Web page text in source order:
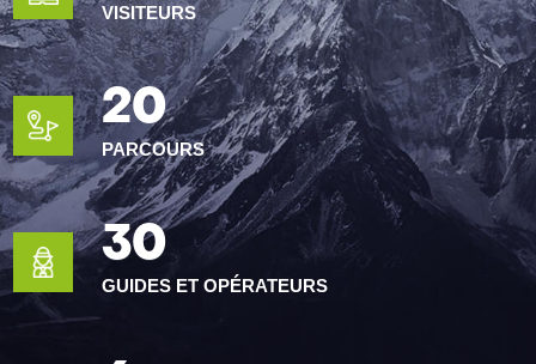
VISITEURS
20
PARCOURS
30
GUIDES ET OPÉRATEURS